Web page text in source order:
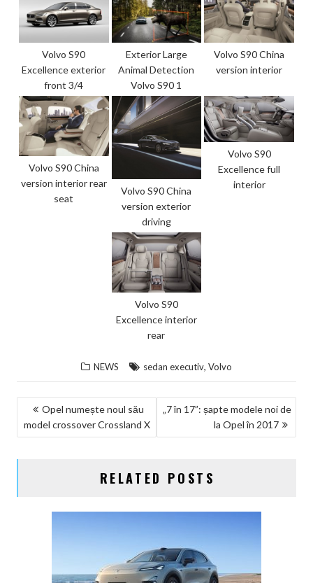
Volvo S90
Excellence exterior
front 3/4
Exterior Large
Animal Detection
Volvo S90 1
Volvo S90 China
version interior
Volvo S90 China
version interior rear
seat
Volvo S90 China
version exterior
driving
Volvo S90
Excellence full
interior
Volvo S90
Excellence interior
rear
NEWS sedan executiv, Volvo
NAVIGARE
ÎN
Opel numește noul său
model crossover Crossland X
„7 în 17”: șapte modele noi de
la Opel în 2017
RELATED POSTS